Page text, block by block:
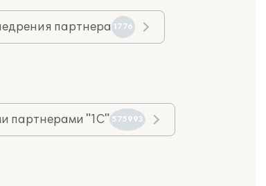
партнера 1776
партнерами "1С" 575993